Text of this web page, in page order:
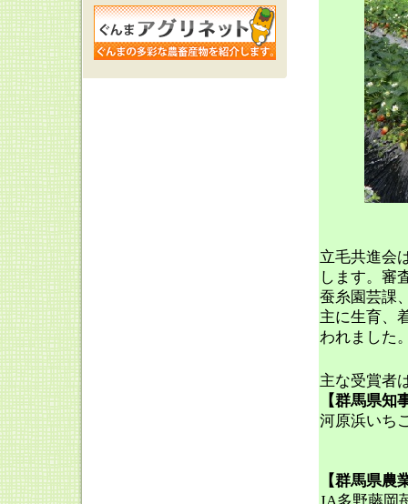
立毛共進会
します。審
蚕糸園芸課
主に生育、
われました
主な受賞者
【群馬県知
河原浜い
【群馬県
JA多野藤